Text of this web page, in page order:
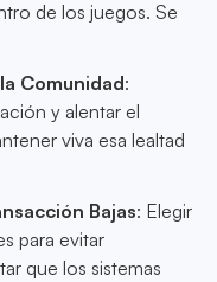
de los juegos. Se
Comunidad:
y alentar el
viva esa lealtad
Bajas: Elegir
para evitar
que los sistemas